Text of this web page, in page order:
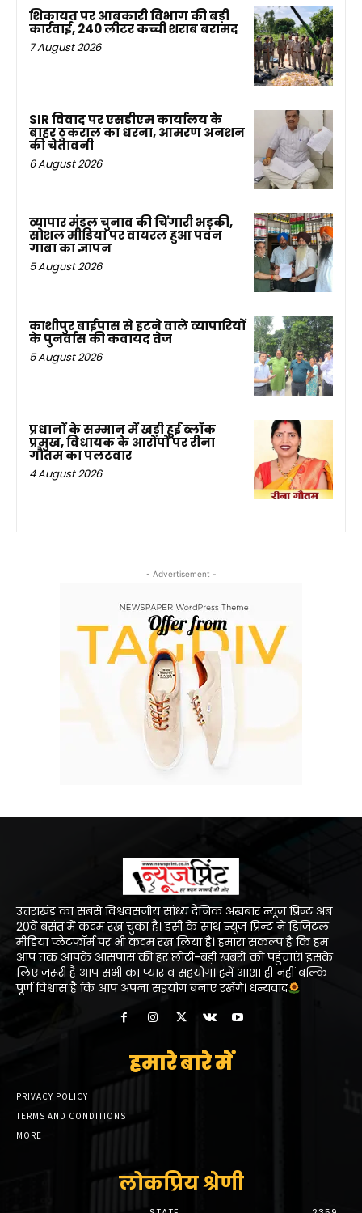
शिकायत पर आबकारी विभाग की बड़ी
कार्रवाई, 240 लीटर कच्ची शराब बरामद
7 August 2026
SIR विवाद पर एसडीएम कार्यालय के
बाहर ठुकराल का धरना, आमरण अनशन
की चेतावनी
6 August 2026
व्यापार मंडल चुनाव की चिंगारी भड़की,
सोशल मीडिया पर वायरल हुआ पवन
गाबा का ज्ञापन
5 August 2026
काशीपुर बाईपास से हटने वाले व्यापारियों
के पुनर्वास की कवायद तेज
5 August 2026
प्रधानों के सम्मान में खड़ी हुई ब्लॉक
प्रमुख, विधायक के आरोपों पर रीना
गौतम का पलटवार
4 August 2026
- Advertisement -
उत्तराखंड का सबसे विश्ववसनीय सांध्य दैनिक अख़बार न्यूज प्रिन्ट अब
20वें बसंत में कदम रख चुका है। इसी के साथ न्यूज प्रिन्ट ने डिजिटल
मीडिया प्लेटफॉर्म पर भी कदम रख लिया है। हमारा संकल्प है कि हम
आप तक आपके आसपास की हर छोटी-बड़ी खबरों को पहुंचाएं। इसके
लिए जरूरी है आप सभी का प्यार व सहयोग। हमें आशा ही नहीं बल्कि
पूर्ण विश्वास है कि आप अपना सहयोग बनाएं रखेंगे। धन्यवाद
हमारे बारे में
PRIVACY POLICY
TERMS AND CONDITIONS
MORE
लोकप्रिय श्रेणी